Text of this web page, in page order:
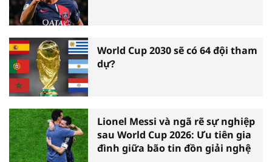
World Cup 2030 sẽ có 64 đội tham
dự?
Lionel Messi và ngã rẽ sự nghiệp
sau World Cup 2026: Ưu tiên gia
đình giữa bão tin đồn giải nghệ